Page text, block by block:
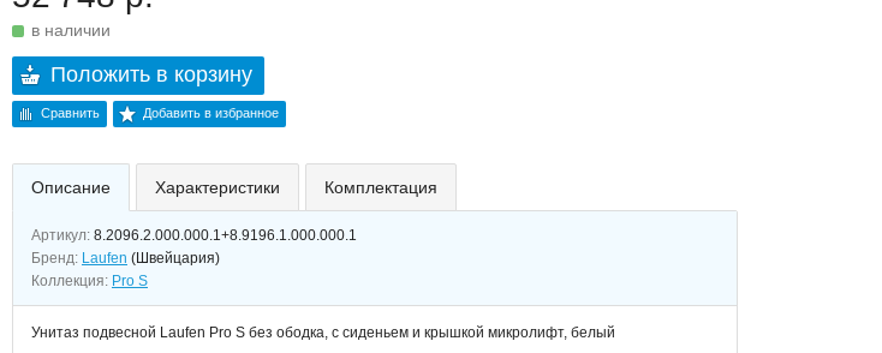
в наличии
Положить в корзину
Сравнить Добавить в избранное
Описание Характеристики Комплектация
Артикул: 8.2096.2.000.000.1+8.9196.1.000.000.1
Бренд: Laufen (Швейцария)
Коллекция: Pro S
Унитаз подвесной Laufen Pro S без ободка, с сиденьем и крышкой микролифт, белый